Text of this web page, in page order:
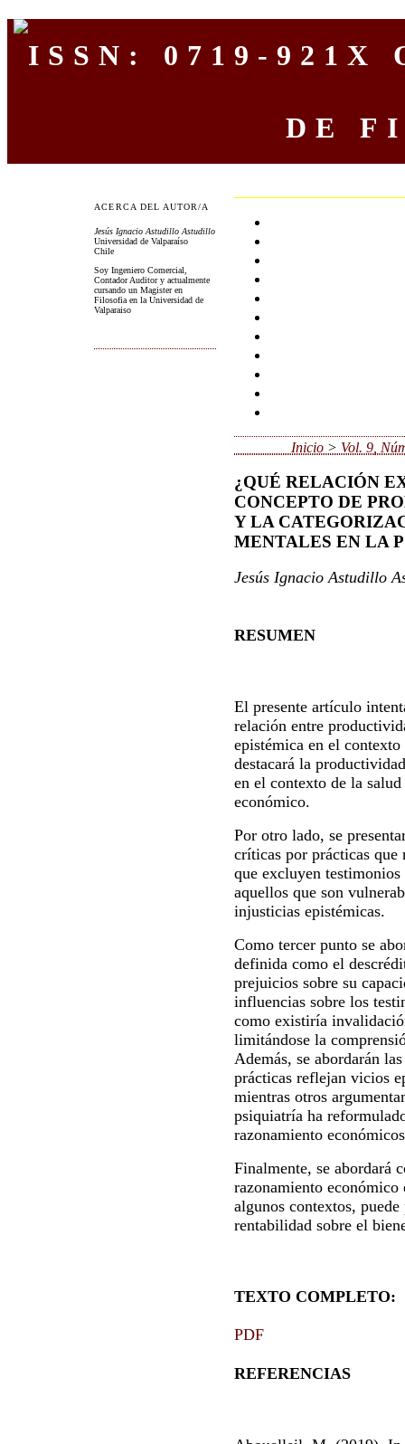
DE
ACERCA DEL AUTOR/A
Jesús Ignacio Astudillo Astudillo
Universidad de Valparaíso
Chile
Soy Ingeniero Comercial,
Contador Auditor y actualmente
cursando un Magister en
Filosofia en la Universidad de
Valparaiso
Inicio> Vol. 9,
¿QUÉ RELACIÓN
CONCEPTO DE
Y LA
MENTALES EN LA
Jesús Ignacio Astudillo
RESUMEN
El presente artículo
relación entre
epistémica en el
destacará la
en el contexto de la
económico.
Por otro lado, se
críticas por prácticas que
que excluyen testimonios
aquellos que son
injusticias epistémicas.
Como tercer punto se
definida como el
prejuicios sobre su
influencias sobre los
como existiría
limitándose la
Además, se abordarán
prácticas reflejan vicios
mientras otros
psiquiatría ha
razonamiento
Finalmente, se abordará
razonamiento
algunos contextos,
rentabilidad sobre el
TEXTO COMPLETO:
PDF
REFERENCIAS